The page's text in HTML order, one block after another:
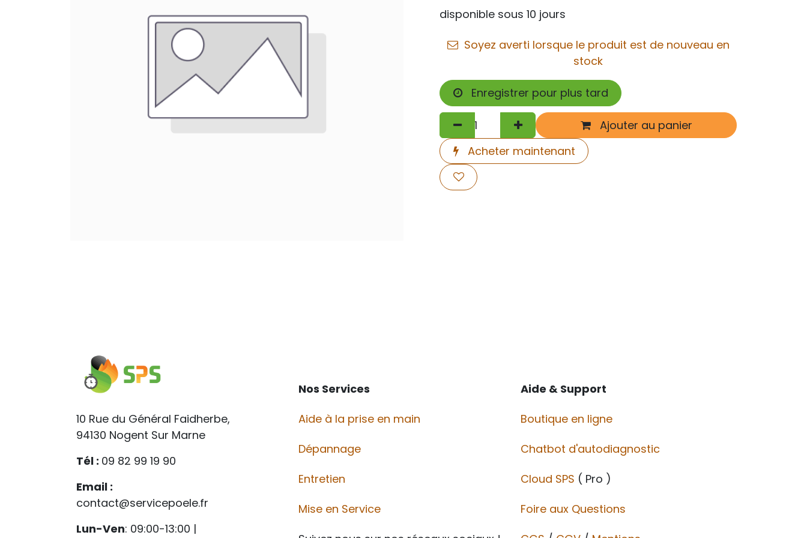
disponible sous 10 jours
Soyez averti lorsque le produit est de nouveau en
stock
Enregistrer pour plus tard
Ajouter au panier
Acheter maintenant
Aide & Support
Aide à la prise en main
Dépannage
Entretien
Mise en Service
Nos Services
Foire aux Questions
Boutique en ligne
Chatbot d'autodiagnostic
Cloud SPS ( Pro )
10 Rue du Général Faidherbe,
94130 Nogent Sur Marne
Tél : 09 82 99 19 90
Email :
contact@servicepoele.fr
Lun-Ven: 09:00-13:00 |